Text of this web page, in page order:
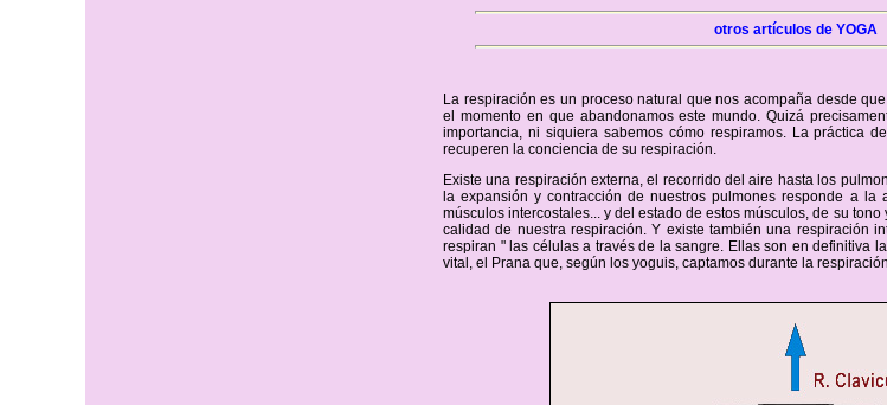
otros artículos de YOGA
La respiración es un proceso natural que nos acompaña desde
el momento en que abandonamos este mundo. Quizá
importancia, ni siquiera sabemos cómo respiramos. La práctica
recuperen la conciencia de su respiración.
Existe una respiración externa, el recorrido del aire hasta los
la expansión y contracción de nuestros pulmones responde a la
músculos intercostales... y del estado de estos músculos, de su
calidad de nuestra respiración. Y existe también una respiración
respiran " las células a través de la sangre. Ellas son en definitiva
vital, el Prana que, según los yoguis, captamos durante la